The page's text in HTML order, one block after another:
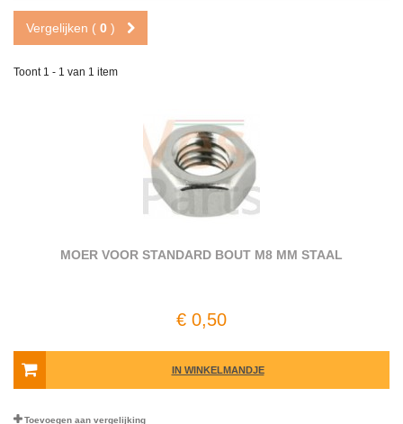
Vergelijken ( 0 )
Toont 1 - 1 van 1 item
MOER VOOR STANDARD BOUT M8 MM STAAL
€ 0,50
IN WINKELMANDJE
Toevoegen aan vergelijking